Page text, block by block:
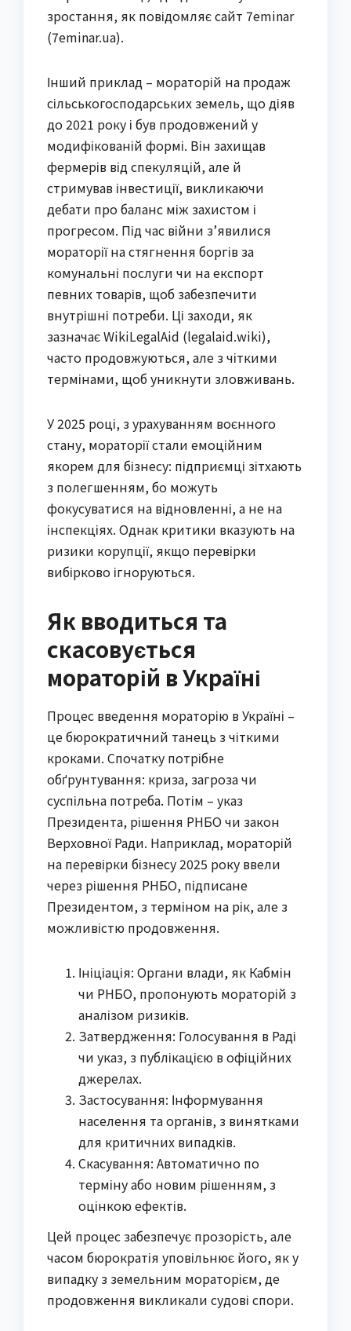
зростання, як повідомляє сайт 7eminar
(7eminar.ua).
Інший приклад – мораторій на продаж
сільськогосподарських земель, що діяв
до 2021 року і був продовжений у
модифікованій формі. Він захищав
фермерів від спекуляцій, але й
стримував інвестиції, викликаючи
дебати про баланс між захистом і
прогресом. Під час війни з’явилися
мораторії на стягнення боргів за
комунальні послуги чи на експорт
певних товарів, щоб забезпечити
внутрішні потреби. Ці заходи, як
зазначає WikiLegalAid (legalaid.wiki),
часто продовжуються, але з чіткими
термінами, щоб уникнути зловживань.
У 2025 році, з урахуванням воєнного
стану, мораторії стали емоційним
якорем для бізнесу: підприємці зітхають
з полегшенням, бо можуть
фокусуватися на відновленні, а не на
інспекціях. Однак критики вказують на
ризики корупції, якщо перевірки
вибірково ігноруються.
Як вводиться та
скасовується
мораторій в Україні
Процес введення мораторію в Україні –
це бюрократичний танець з чіткими
кроками. Спочатку потрібне
обґрунтування: криза, загроза чи
суспільна потреба. Потім – указ
Президента, рішення РНБО чи закон
Верховної Ради. Наприклад, мораторій
на перевірки бізнесу 2025 року ввели
через рішення РНБО, підписане
Президентом, з терміном на рік, але з
можливістю продовження.
Ініціація: Органи влади, як Кабмін
чи РНБО, пропонують мораторій з
аналізом ризиків.
Затвердження: Голосування в Раді
чи указ, з публікацією в офіційних
джерелах.
Застосування: Інформування
населення та органів, з винятками
для критичних випадків.
Скасування: Автоматично по
терміну або новим рішенням, з
оцінкою ефектів.
Цей процес забезпечує прозорість, але
часом бюрократія уповільнює його, як у
випадку з земельним мораторієм, де
продовження викликали судові спори.